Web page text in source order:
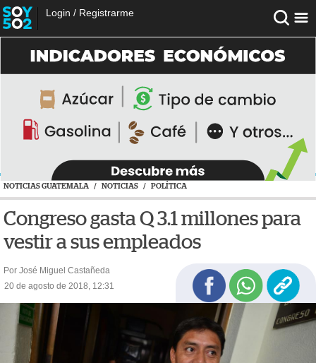
Login / Registrarme
NOTICIAS GUATEMALA / NOTICIAS / POLÍTICA
Congreso gasta Q 3.1 millones para
vestir a sus empleados
Por José Miguel Castañeda
20 de agosto de 2018, 12:31